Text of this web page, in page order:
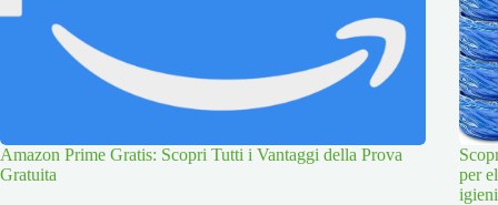
Amazon Prime Gratis: Scopri Tutti i Vantaggi della Prova
Gratuita
per